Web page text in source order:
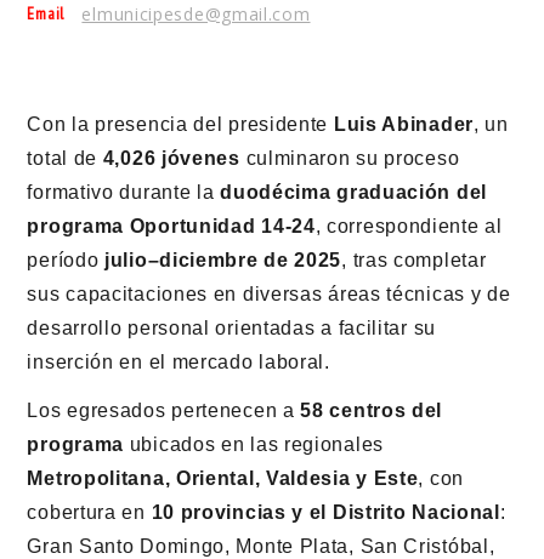
Email elmunicipesde@gmail.com
Con la presencia del presidente Luis Abinader, un
total de 4,026 jóvenes culminaron su proceso
formativo durante laduodécima graduación del
programa Oportunidad 14-24, correspondiente al
período julio–diciembre de 2025, tras completar
sus capacitaciones en diversas áreas técnicas y de
desarrollo personal orientadas a facilitar su
inserción en el mercado laboral.
Los egresados pertenecen a58 centros del
programa ubicados en las regionales
Metropolitana, Oriental, Valdesia y Este, con
cobertura en 10 provincias y el Distrito Nacional :
Gran Santo Domingo, Monte Plata, San Cristóbal,